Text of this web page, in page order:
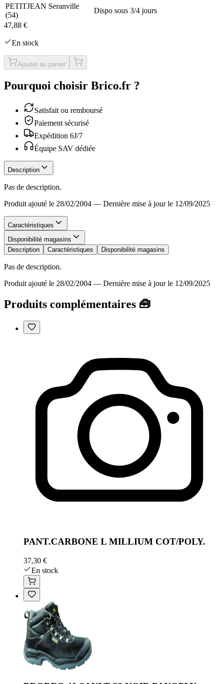
PETITJEAN Seranville
(54)
Dispo sous 3/4 jours
47,88 €
En stock
Ajouter au panier
Pourquoi choisir Brico.fr ?
Satisfait ou remboursé
Paiement sécurisé
Expédition 6J/7
Équipe SAV dédiée
Description
Pas de description.
Produit ajouté le 28/02/2004 — Dernière mise à jour le 12/09/2025
Caractéristiques
Disponibilité magasins
Description
Caractéristiques Disponibilité magasins
Pas de description.
Produit ajouté le 28/02/2004 — Dernière mise à jour le 12/09/2025
Produits complémentaires 🧰
PANT.CARBONE L MILLIUM COT/POLY.
37,30 €
En stock